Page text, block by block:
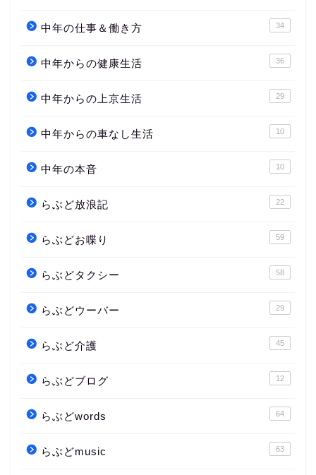
中年の仕事＆働き方 34
中年からの健康生活 36
中年からの上京生活 29
中年からの車なし生活 10
中年の本音 10
らぶど放浪記 22
らぶどお喋り 59
らぶどタクシー 58
らぶどウーバー 29
らぶど介護 45
らぶどブログ 12
らぶどwords 64
らぶどmusic 63